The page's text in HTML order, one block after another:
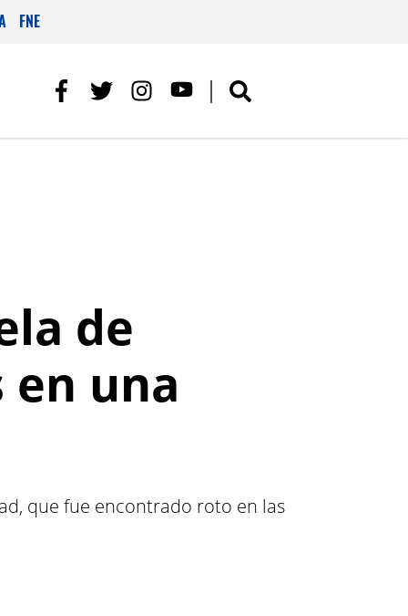
FNE
de
en una
que fue encontrado roto en las